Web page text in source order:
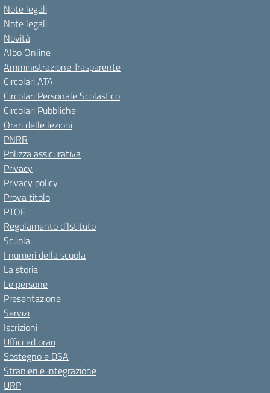
Note legali
Note legali
Novità
Albo Online
Amministrazione Trasparente
Circolari ATA
Circolari Personale Scolastico
Circolari Pubbliche
Orari delle lezioni
PNRR
Polizza assicurativa
Privacy
Privacy policy
Prova titolo
PTOF
Regolamento d’Istituto
Scuola
I numeri della scuola
La storia
Le persone
Presentazione
Servizi
Iscrizioni
Uffici ed orari
Sostegno e DSA
Stranieri e integrazione
URP